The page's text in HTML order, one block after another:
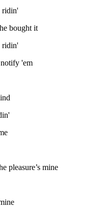
ridin'
bought it
ridin'
'em
pleasure’s mine